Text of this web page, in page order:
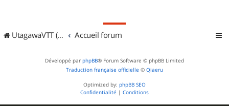
UtagawaVTT (Randos VTT et VTTAE avec traces GPS) Accueil forum
Développé par phpBB® Forum Software © phpBB Limited
Traduction française officielle © Qiaeru
Optimized by: phpBB SEO
Confidentialité | Conditions